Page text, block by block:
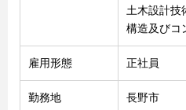
土木設計技
構造及びコ
雇用形態 正社員
勤務地 長野市